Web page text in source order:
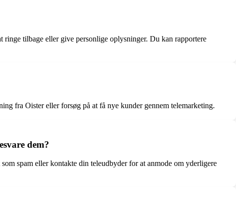
tilbage eller give personlige oplysninger. Du kan rapportere
fra Oister eller forsøg på at få nye kunder gennem telemarketing.
dem?
spam eller kontakte din teleudbyder for at anmode om yderligere